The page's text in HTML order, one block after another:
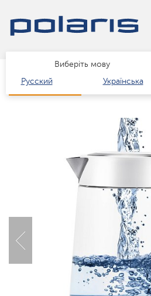
Виберіть мову
Русский
Українська
Каталог Техніка для кухні
3 РОКИ ГАРАНТІЇ